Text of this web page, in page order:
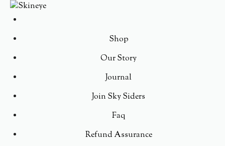
Shop
Our Story
Journal
Join Sky Siders
Faq
Refund Assurance